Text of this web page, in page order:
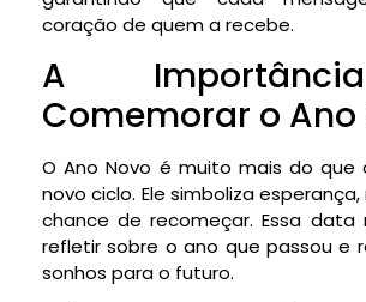
coração de quem a recebe.
A
Comemorar o Ano
O Ano Novo é muito mais do que
novo ciclo. Ele simboliza
chance de recomeçar. Essa data
refletir sobre o ano que passou e
sonhos para o futuro.